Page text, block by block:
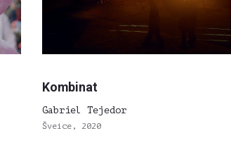
Kombinat
Gabriel Tejedor
Šveice, 2020